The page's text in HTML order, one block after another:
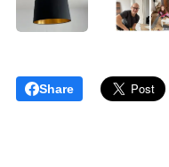
Share